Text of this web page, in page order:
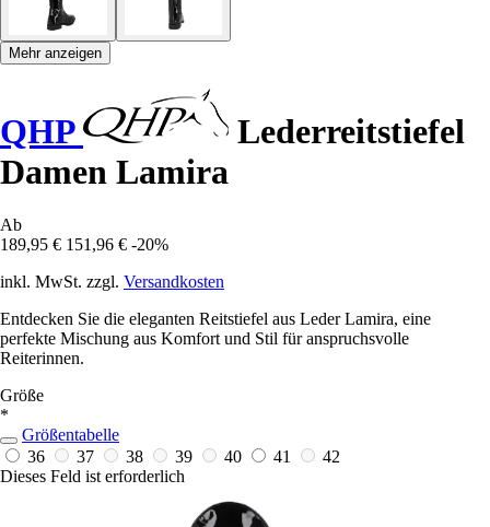
Mehr anzeigen
QHP
Lederreitstiefel
Damen Lamira
Ab
189,95 € 151,96 € -20%
inkl. MwSt. zzgl. Versandkosten
Entdecken Sie die eleganten Reitstiefel aus Leder Lamira, eine
perfekte Mischung aus Komfort und Stil für anspruchsvolle
Reiterinnen.
Größe
*
Größentabelle
36
37 38 39 40 41
42
Dieses Feld ist erforderlich